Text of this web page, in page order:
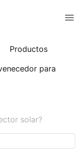
Productos
para
solar?